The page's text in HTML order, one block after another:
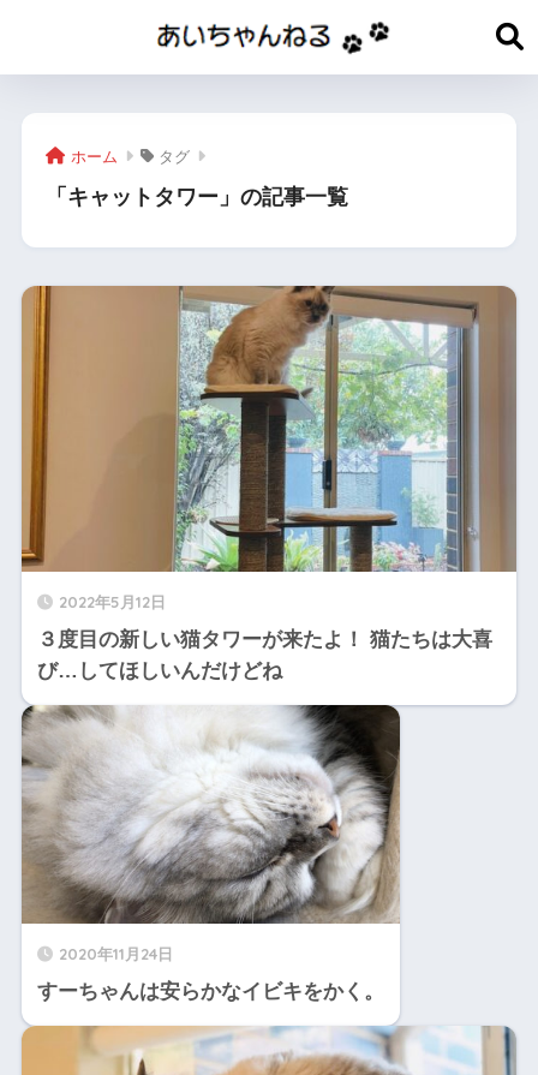
ホーム タグ
「キャットタワー」の記事一覧
2022年5月12日
３度目の新しい猫タワーが来たよ！ 猫たちは大喜
び…してほしいんだけどね
2020年11月24日
すーちゃんは安らかなイビキをかく。